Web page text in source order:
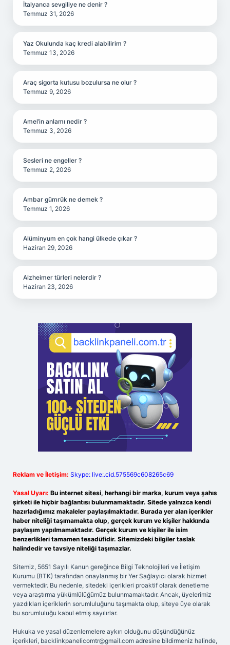
İtalyanca sevgiliye ne denir ?
Temmuz 31, 2026
Yaz Okulunda kaç kredi alabilirim ?
Temmuz 13, 2026
Araç sigorta kutusu bozulursa ne olur ?
Temmuz 9, 2026
Amel’in anlamı nedir ?
Temmuz 3, 2026
Sesleri ne engeller ?
Temmuz 2, 2026
Ambar gümrük ne demek ?
Temmuz 1, 2026
Alüminyum en çok hangi ülkede çıkar ?
Haziran 29, 2026
Alzheimer türleri nelerdir ?
Haziran 23, 2026
Reklam ve İletişim: Skype: live:.cid.575569c608265c69
Yasal Uyarı: Bu internet sitesi, herhangi bir marka, kurum veya şahıs
şirketi ile hiçbir bağlantısı bulunmamaktadır. Sitede yalnızca kendi
hazırladığımız makaleler paylaşılmaktadır. Burada yer alan içerikler
haber niteliği taşımamakta olup, gerçek kurum ve kişiler hakkında
paylaşım yapılmamaktadır. Gerçek kurum ve kişiler ile isim
benzerlikleri tamamen tesadüfidir. Sitemizdeki bilgiler taslak
halindedir ve tavsiye niteliği taşımazlar.
Sitemiz, 5651 Sayılı Kanun gereğince Bilgi Teknolojileri ve İletişim
Kurumu (BTK) tarafından onaylanmış bir Yer Sağlayıcı olarak hizmet
vermektedir. Bu nedenle, sitedeki içerikleri proaktif olarak denetleme
veya araştırma yükümlülüğümüz bulunmamaktadır. Ancak, üyelerimiz
yazdıkları içeriklerin sorumluluğunu taşımakta olup, siteye üye olarak
bu sorumluluğu kabul etmiş sayılırlar.
Hukuka ve yasal düzenlemelere aykırı olduğunu düşündüğünüz
içerikleri, backlinkpanelicomtr@gmail.com adresine bildirmeniz halinde,